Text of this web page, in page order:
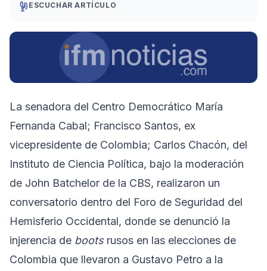
ESCUCHAR ARTÍCULO
La senadora del Centro Democrático María
Fernanda Cabal; Francisco Santos, ex
vicepresidente de Colombia; Carlos Chacón, del
Instituto de Ciencia Política, bajo la moderación
de John Batchelor de la CBS, realizaron un
conversatorio dentro del Foro de Seguridad del
Hemisferio Occidental, donde se denunció la
injerencia de bootsrusos en las elecciones de
Colombia que llevaron a Gustavo Petro a la